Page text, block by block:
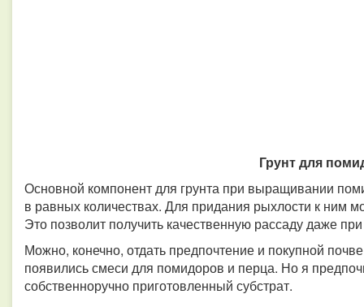
Грунт для
Основной компонент для грунта при выращивании
в равных количествах. Для придания рыхлости к ним
Это позволит получить качественную рассаду даже
Можно, конечно, отдать предпочтение и покупной
появились смеси для помидоров и перца. Но я
собственноручно приготовленный субстрат.